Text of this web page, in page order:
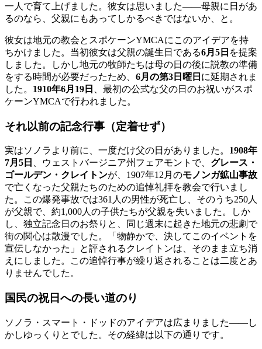
一人で育て上げました。彼女は思いました——母親に日があ
るのなら、父親にもあってしかるべきではないか、と。
彼女は地元の教会とスポケーンYMCAにこのアイデアを持
ちかけました。当初彼女は父親の誕生日である6月5日 を提案
しました。しかし地元の牧師たちは母の日の後に説教の準備
をする時間が必要だったため、 6月の第3日曜日 に延期されま
した。 1910年6月19日
、最初の公式な父の日のお祝いがスポ
ケーンYMCAで行われました。
それ以前の記念行事（定着せず）
実はソノラより前に、一度だけ父の日がありました。 1908年
7月5日
、ウェストバージニア州フェアモントで、 グレース・
ゴールデン・クレイトンが、1907年12月のモノンガ鉱山事故
で亡くなった父親たちのための追悼礼拝を教会で行いまし
た。この爆発事故では361人の男性が死亡し、そのうち250人
が父親で、約1,000人の子供たちが父親を失いました。しか
し、独立記念日のお祭りと、同じ週末に起きた地元の悲劇で
街の関心は散漫でした。「物静かで、決してこのイベントを
宣伝しなかった」と評されるクレイトンは、そのまま立ち消
えにしました。この追悼行事が繰り返されることは二度とあ
りませんでした。
国民の祝日への長い道のり
ソノラ・スマート・ドッドのアイデアは広まりました——し
かしゆっくりとでした。その経緯は以下の通りです。